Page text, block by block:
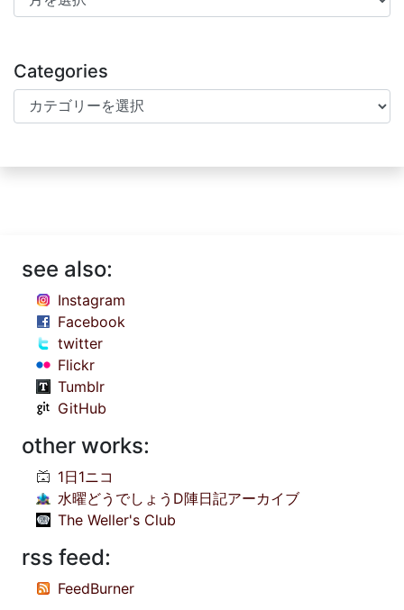
Categories
Categories
see also:
Instagram
Facebook
twitter
Flickr
Tumblr
GitHub
other works:
1日1ニコ
水曜どうでしょうD陣日記アーカイブ
The Weller's Club
rss feed:
FeedBurner